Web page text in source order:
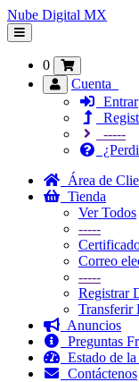
Nube Digital MX
Alternar
Navegación
0
Cuenta
Entrar
-----
Área de
Tienda
Ver Todos
-----
Correo
-----
Registrar
Transferir
Anuncios
Preguntas
Estado de la
Contáctenos